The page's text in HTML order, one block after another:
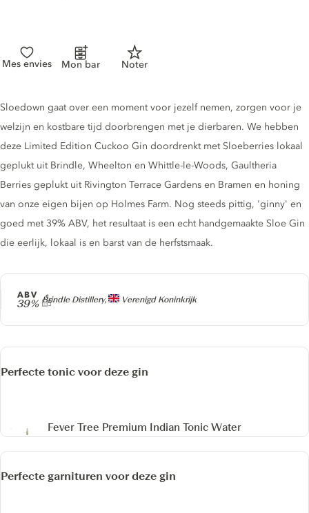
Mes envies Mon bar Noter
Producer
Brindle Distillery, Verenigd Koninkrijk
ABV
39%
Gin description
Sloedown gaat over een moment voor jezelf nemen, zorgen voor je
welzijn en kostbare tijd doorbrengen met je dierbaren. We hebben
deze Limited Edition Cuckoo Gin doordrenkt met Sloeberries lokaal
geplukt uit Brindle, Wheelton en Whittle-le-Woods, Gaultheria
Berries geplukt uit Rivington Terrace Gardens en Bramen en honing
van onze eigen bijen op Holmes Farm. Nog steeds pittig, 'ginny' en
goed met 39% ABV, het resultaat is een echt handgemaakte Sloe Gin
die eerlijk, lokaal is en barst van de herfstsmaak.
Perfecte tonic voor deze gin
Fever Tree Premium Indian Tonic Water
Perfecte garnituren voor deze gin